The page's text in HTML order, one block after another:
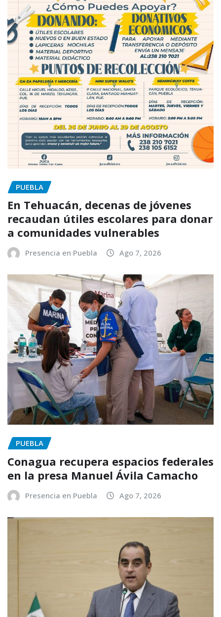
PUEBLA
En Tehuacán, decenas de jóvenes
recaudan útiles escolares para donar
a comunidades vulnerables
Presencia en Puebla Ago 7, 2026
PUEBLA
Conagua recupera espacios federales
en la presa Manuel Ávila Camacho
Presencia en Puebla Ago 7, 2026